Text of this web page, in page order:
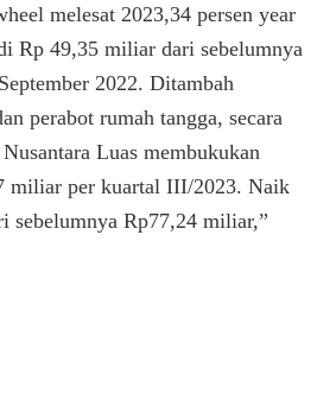
melesat 2023,34 persen year
Rp 49,35 miliar dari sebelumnya
2022. Ditambah
perabot rumah tangga, secara
Luas membukukan
miliar per kuartal III/2023. Naik
sebelumnya Rp77,24 miliar,”